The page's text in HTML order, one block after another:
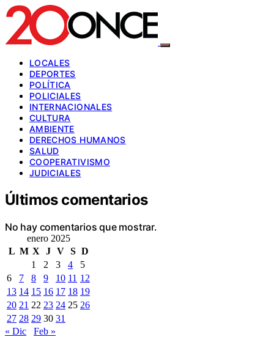
LOCALES
DEPORTES
POLÍTICA
POLICIALES
INTERNACIONALES
CULTURA
AMBIENTE
DERECHOS HUMANOS
SALUD
COOPERATIVISMO
JUDICIALES
Últimos comentarios
No hay comentarios que mostrar.
enero 2025
L M X J V S D
1
2 3 4
5
6
7 8 9 10 11 12
13 14 15 16 17 18 19
20 21 22 23 24 25 26
27 28 29 30 31
« Dic
Feb »